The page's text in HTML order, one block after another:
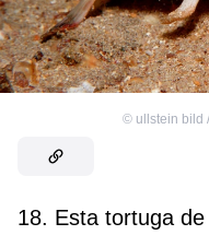
© ullstein bild
18. Esta tortuga